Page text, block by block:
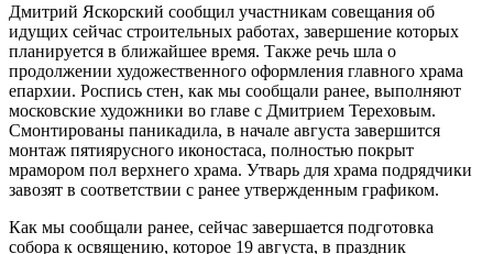
Дмитрий Яскорский сообщил участникам совещания об
идущих сейчас строительных работах, завершение которых
планируется в ближайшее время. Также речь шла о
продолжении художественного оформления главного храма
епархии. Роспись стен, как мы сообщали ранее, выполняют
московские художники во главе с Дмитрием Тереховым.
Смонтированы паникадила, в начале августа завершится
монтаж пятиярусного иконостаса, полностью покрыт
мрамором пол верхнего храма. Утварь для храма подрядчики
завозят в соответствии с ранее утвержденным графиком.
Как мы сообщали ранее, сейчас завершается подготовка
собора к освящению, которое 19 августа, в праздник